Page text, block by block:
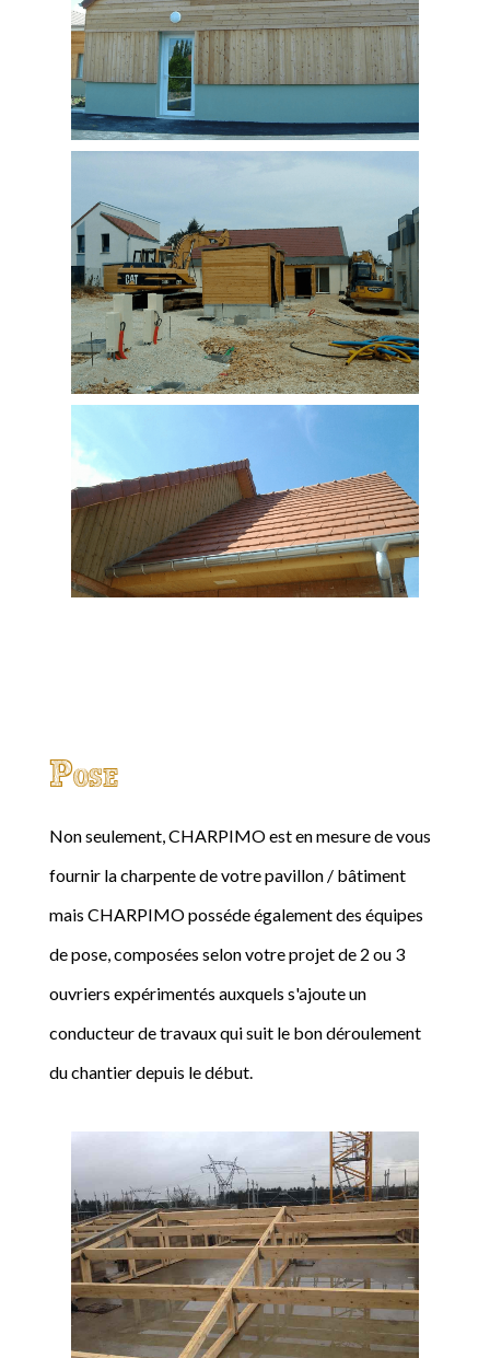
Pose
Non seulement, CHARPIMO est en mesure de vous
fournir la charpente de votre pavillon / bâtiment
mais CHARPIMO posséde également des équipes
de pose, composées selon votre projet de 2 ou 3
ouvriers expérimentés auxquels s'ajoute un
conducteur de travaux qui suit le bon déroulement
du chantier depuis le début.